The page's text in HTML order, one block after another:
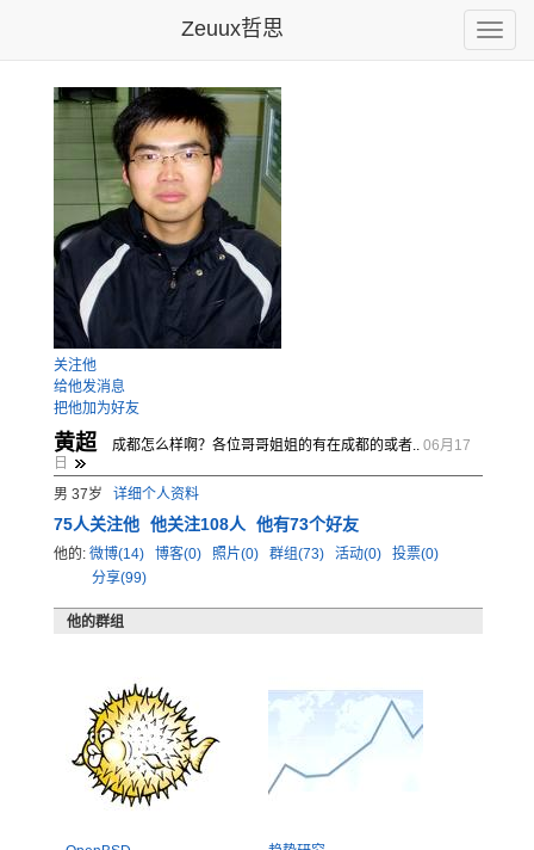
Toggle
Zeuux哲思
关注他
给他发消息
把他加为好友
黄超 成都怎么样啊？各位哥哥姐姐的有在成都的或者.. 06月17
日
男 37岁 详细个人资料
75人关注他 他关注108人 他有73个好友
他的: 微博(14) 博客(0) 照片(0) 群组(73) 活动(0)
投票(0)
分享(99)
他的群组